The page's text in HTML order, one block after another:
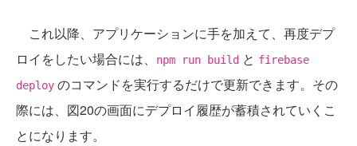
これ以降、アプリケーションに手を加えて、再度デプ
ロイをしたい場合には、
npm run build と firebase
deploy のコマンドを実行するだけで更新できます。その
際には、図20の画面にデプロイ履歴が蓄積されていくこ
とになります。